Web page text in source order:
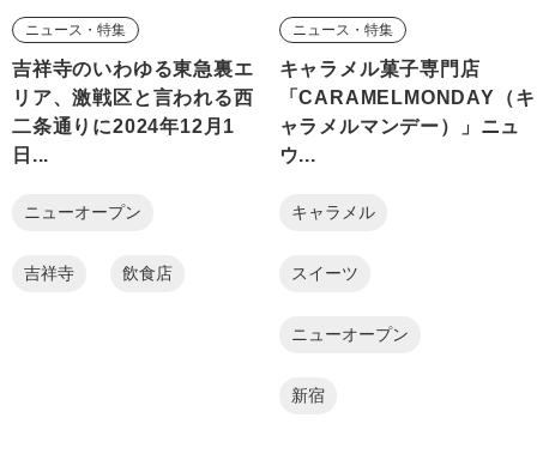
ニュース・特集
吉祥寺のいわゆる東急裏エ
リア、激戦区と言われる西
二条通りに2024年12月1
日...
ニューオープン
吉祥寺 飲食店
ニュース・特集
キャラメル菓子専門店
「CARAMELMONDAY（キ
ャラメルマンデー）」ニュ
ウ...
キャラメル
スイーツ
ニューオープン
新宿